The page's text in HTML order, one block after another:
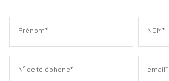
Prénom* NOM*
N° de téléphone* email*